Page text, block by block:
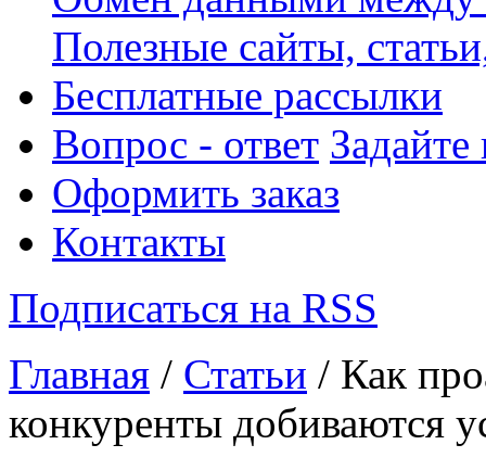
Полезные сайты,
Бесплатные рассылки
Вопрос - ответ
Оформить заказ
Контакты
Подписаться на RSS
Главная / Статьи / Как
конкуренты добиваются